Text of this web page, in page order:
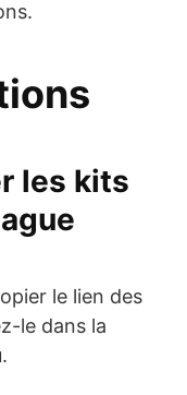
les kits
le lien des
le dans la